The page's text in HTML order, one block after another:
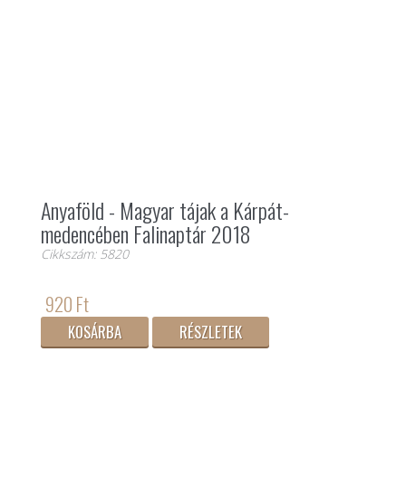
Anyaföld - Magyar tájak a Kárpát-
medencében Falinaptár 2018
Cikkszám: 5820
920 Ft
KOSÁRBA RÉSZLETEK